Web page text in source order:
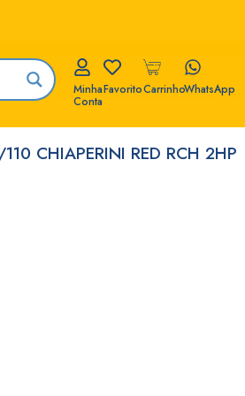
Minha
Conta
FavoritoCarrinhoWhatsApp
CHIAPERINI RED RCH 2HP